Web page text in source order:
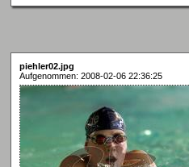
piehler02.jpg
Aufgenommen: 2008-02-06 22:36:25